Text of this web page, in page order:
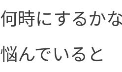
何時にするか
悩んでいる